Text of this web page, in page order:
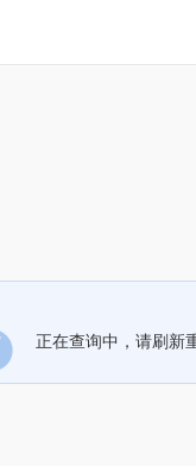
正在查询中，请刷新